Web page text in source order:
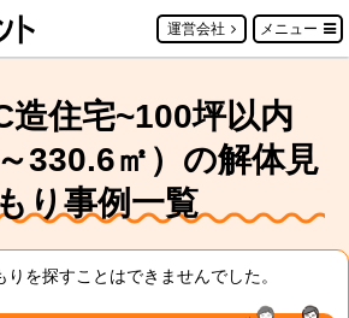
運営会社 メニュー
造住宅~100坪以内
330.6㎡）の解体見
り事例一覧
を探すことはできませんでした。